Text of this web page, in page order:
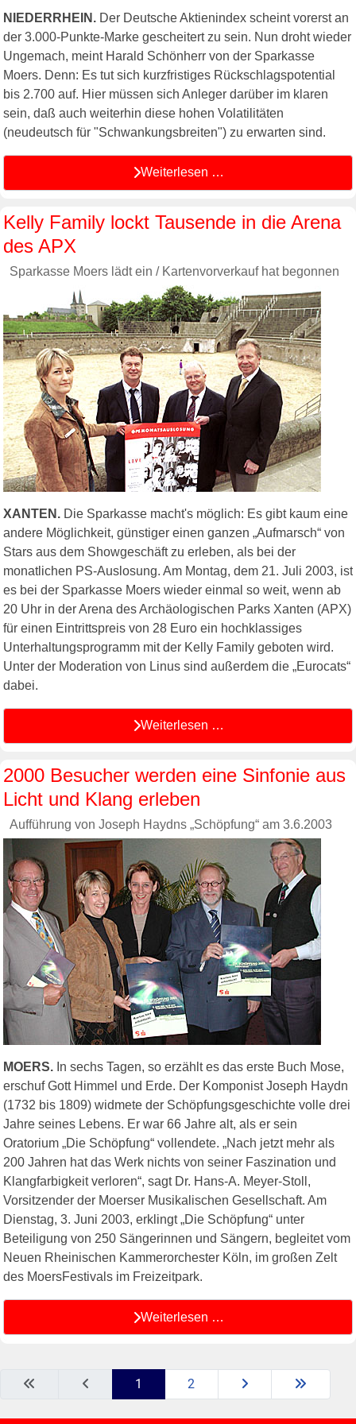
NIEDERRHEIN. Der Deutsche Aktienindex scheint vorerst an
der 3.000-Punkte-Marke gescheitert zu sein. Nun droht wieder
Ungemach, meint Harald Schönherr von der Sparkasse
Moers. Denn: Es tut sich kurzfristiges Rückschlagspotential
bis 2.700 auf. Hier müssen sich Anleger darüber im klaren
sein, daß auch weiterhin diese hohen Volatilitäten
(neudeutsch für "Schwankungsbreiten") zu erwarten sind.
Weiterlesen …
Kelly Family lockt Tausende in die Arena
des APX
Sparkasse Moers lädt ein / Kartenvorverkauf hat begonnen
XANTEN. Die Sparkasse macht's möglich: Es gibt kaum eine
andere Möglichkeit, günstiger einen ganzen „Aufmarsch“ von
Stars aus dem Showgeschäft zu erleben, als bei der
monatlichen PS-Auslosung. Am Montag, dem 21. Juli 2003, ist
es bei der Sparkasse Moers wieder einmal so weit, wenn ab
20 Uhr in der Arena des Archäologischen Parks Xanten (APX)
für einen Eintrittspreis von 28 Euro ein hochklassiges
Unterhaltungsprogramm mit der Kelly Family geboten wird.
Unter der Moderation von Linus sind außerdem die „Eurocats“
dabei.
Weiterlesen …
2000 Besucher werden eine Sinfonie aus
Licht und Klang erleben
Aufführung von Joseph Haydns „Schöpfung“ am 3.6.2003
MOERS. In sechs Tagen, so erzählt es das erste Buch Mose,
erschuf Gott Himmel und Erde. Der Komponist Joseph Haydn
(1732 bis 1809) widmete der Schöpfungsgeschichte volle drei
Jahre seines Lebens. Er war 66 Jahre alt, als er sein
Oratorium „Die Schöpfung“ vollendete. „Nach jetzt mehr als
200 Jahren hat das Werk nichts von seiner Faszination und
Klangfarbigkeit verloren“, sagt Dr. Hans-A. Meyer-Stoll,
Vorsitzender der Moerser Musikalischen Gesellschaft. Am
Dienstag, 3. Juni 2003, erklingt „Die Schöpfung“ unter
Beteiligung von 250 Sängerinnen und Sängern, begleitet vom
Neuen Rheinischen Kammerorchester Köln, im großen Zelt
des MoersFestivals im Freizeitpark.
Weiterlesen …
1 2